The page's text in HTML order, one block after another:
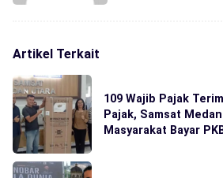
Artikel Terkait
109 Wajib Pajak
Pajak, Samsat
Masyarakat Bayar